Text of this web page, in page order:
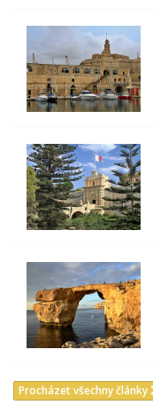
Procházet všechny články